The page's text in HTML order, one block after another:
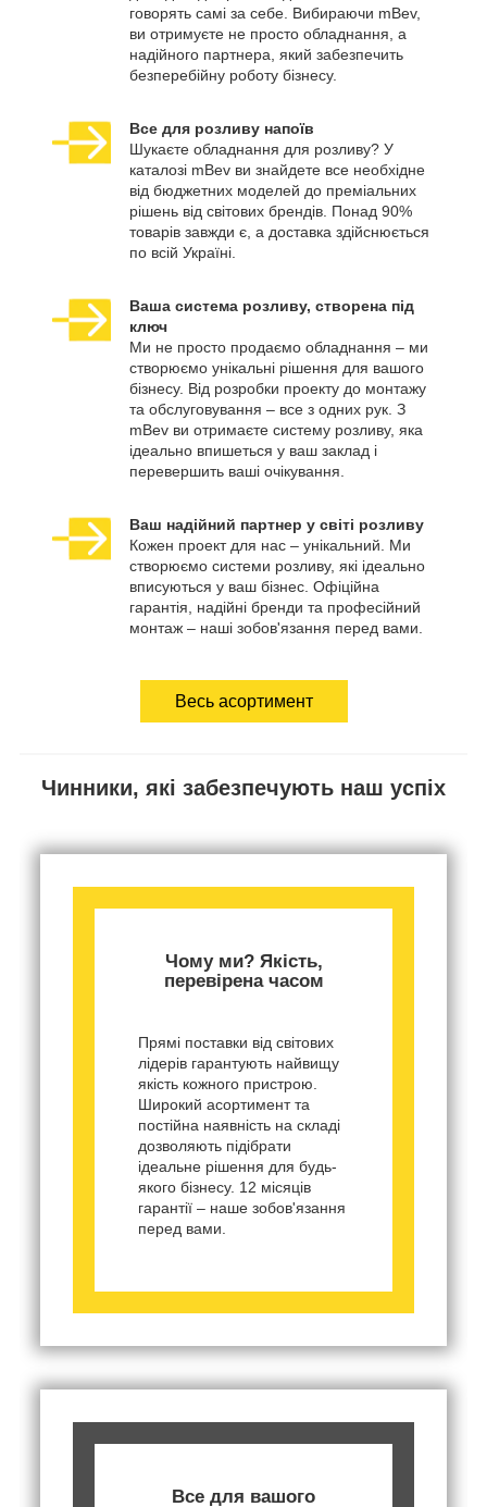
говорять самі за себе. Вибираючи mBev,
ви отримуєте не просто обладнання, а
надійного партнера, який забезпечить
безперебійну роботу бізнесу.
Все для розливу напоїв
Шукаєте обладнання для розливу? У
каталозі mBev ви знайдете все необхідне
від бюджетних моделей до преміальних
рішень від світових брендів. Понад 90%
товарів завжди є, а доставка здійснюється
по всій Україні.
Ваша система розливу, створена під
ключ
Ми не просто продаємо обладнання – ми
створюємо унікальні рішення для вашого
бізнесу. Від розробки проекту до монтажу
та обслуговування – все з одних рук. З
mBev ви отримаєте систему розливу, яка
ідеально впишеться у ваш заклад і
перевершить ваші очікування.
Ваш надійний партнер у світі розливу
Кожен проект для нас – унікальний. Ми
створюємо системи розливу, які ідеально
вписуються у ваш бізнес. Офіційна
гарантія, надійні бренди та професійний
монтаж – наші зобов'язання перед вами.
Весь асортимент
Чинники, які забезпечують наш успіх
Чому ми? Якість,
перевірена часом
Прямі поставки від світових
лідерів гарантують найвищу
якість кожного пристрою.
Широкий асортимент та
постійна наявність на складі
дозволяють підібрати
ідеальне рішення для будь-
якого бізнесу. 12 місяців
гарантії – наше зобов'язання
перед вами.
Все для вашого